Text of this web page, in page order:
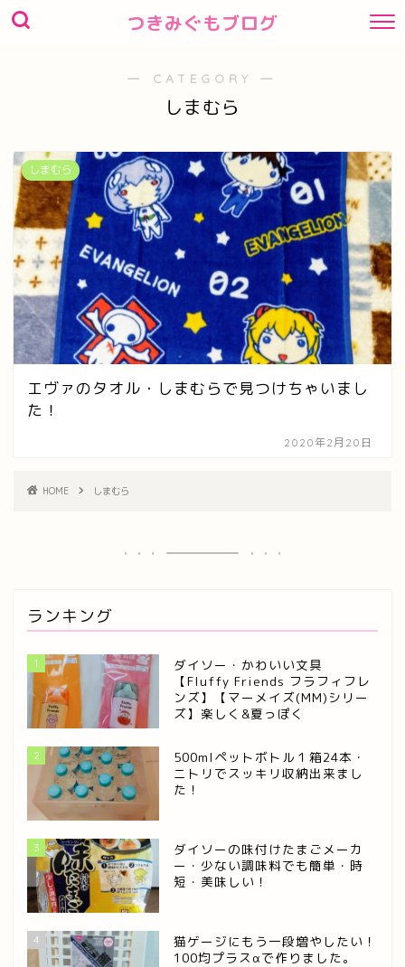
つきみぐもブログ
― CATEGORY ―
しまむら
しまむら
エヴァのタオル・しまむらで見つけちゃいまし
た！
2020年2月20日
HOME しまむら
ランキング
1
ダイソー・かわいい文具
【Fluffy Friends フラフィフレ
ンズ】【マーメイズ(MM)シリー
ズ】楽しく&夏っぽく
2
500mlペットボトル１箱24本・
ニトリでスッキリ収納出来まし
た！
3
ダイソーの味付けたまごメーカ
ー・少ない調味料でも簡単・時
短・美味しい！
4
猫ゲージにもう一段増やしたい！
100均プラスαで作りました。